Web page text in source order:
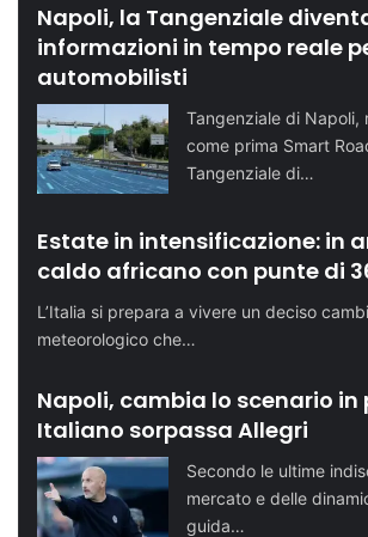
Napoli, la Tangenziale
informazioni in tempo reale
automobilisti
Tangenziale di Napoli,
come prima Smart
Tangenziale di…
Estate in intensificazione: in
caldo africano con punte di
L’Italia si prepara a vivere un deciso
meteorologico che…
Napoli, cambia lo scenario in
Italiano sorpassa Allegri
Secondo le ultime
mercato e delle
guida…